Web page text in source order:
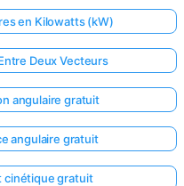
en Kilowatts (kW)
Deux Vecteurs
angulaire gratuit
angulaire gratuit
cinétique gratuit